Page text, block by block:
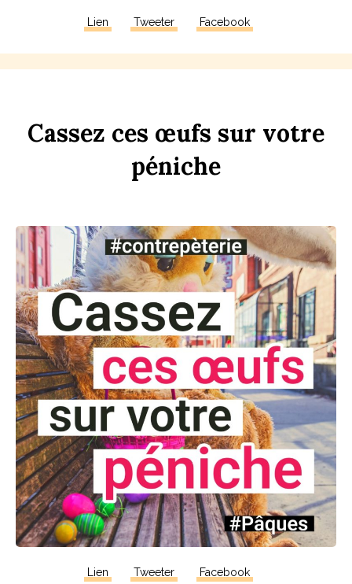
Lien Tweeter Facebook
Cassez ces œufs sur votre
péniche
Lien Tweeter Facebook